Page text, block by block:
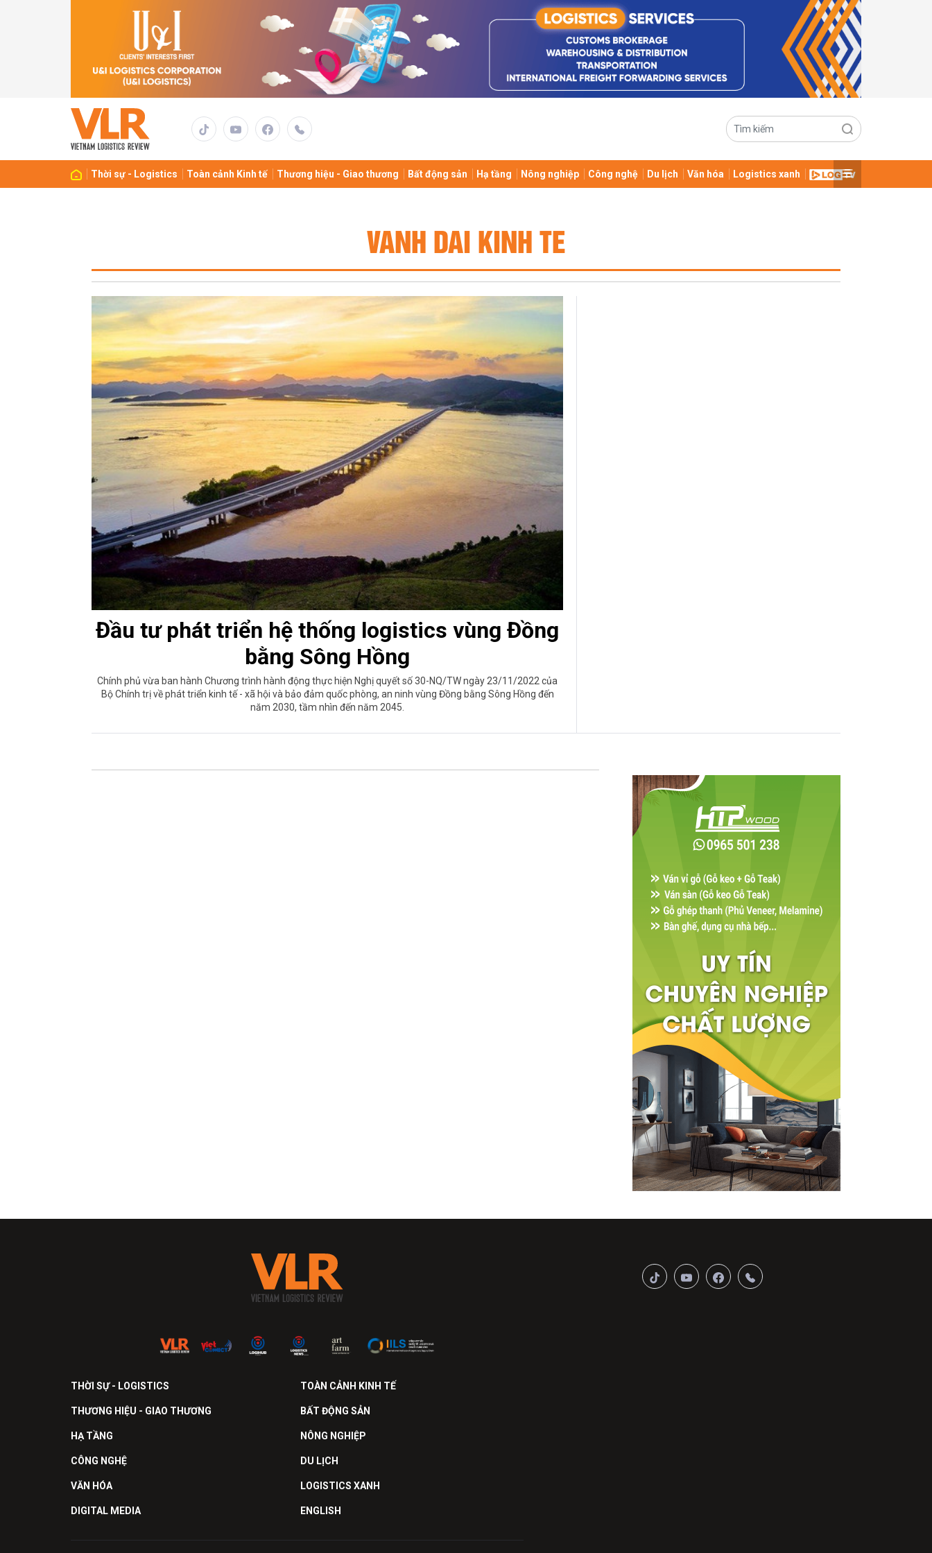
Thời sự - Logistics Toàn cảnh Kinh tế Thương hiệu - Giao thương Bất động sản Hạ tầng Nông nghiệp Công nghệ Du lịch Văn hóa Logistics xanh
VANH DAI KINH TE
Đầu tư phát triển hệ thống logistics vùng Đồng
bằng Sông Hồng
Chính phủ vừa ban hành Chương trình hành động thực hiện Nghị quyết số 30-NQ/TW ngày 23/11/2022 của
Bộ Chính trị về phát triển kinh tế - xã hội và bảo đảm quốc phòng, an ninh vùng Đồng bằng Sông Hồng đến
năm 2030, tầm nhìn đến năm 2045.
THỜI SỰ - LOGISTICS TOÀN CẢNH KINH TẾ
THƯƠNG HIỆU - GIAO THƯƠNG BẤT ĐỘNG SẢN
HẠ TẦNG NÔNG NGHIỆP
CÔNG NGHỆ DU LỊCH
VĂN HÓA LOGISTICS XANH
DIGITAL MEDIA ENGLISH